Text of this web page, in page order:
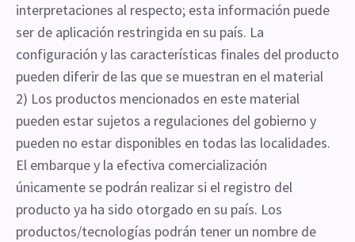
interpretaciones al respecto; esta información puede
ser de aplicación restringida en su país. La
configuración y las características finales del producto
pueden diferir de las que se muestran en el material
2) Los productos mencionados en este material
pueden estar sujetos a regulaciones del gobierno y
pueden no estar disponibles en todas las localidades.
El embarque y la efectiva comercialización
únicamente se podrán realizar si el registro del
producto ya ha sido otorgado en su país. Los
productos/tecnologías podrán tener un nombre de